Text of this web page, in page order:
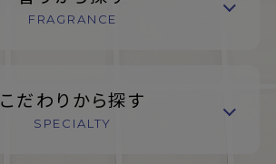
FRAGRANCE
こだわりから探す
SPECIALTY